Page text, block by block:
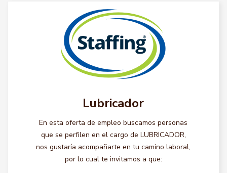
Lubricador
En esta oferta de empleo buscamos personas
que se perfilen en el cargo de LUBRICADOR,
nos gustaría acompañarte en tu camino laboral,
por lo cual te invitamos a que: